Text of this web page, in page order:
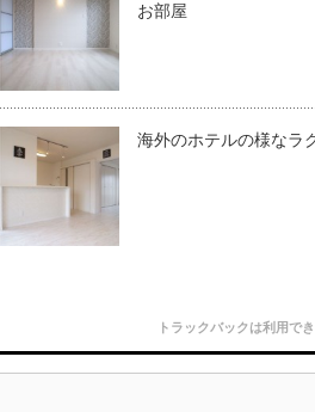
お部屋
海外のホテルの様なラ
トラックバックは利用でき